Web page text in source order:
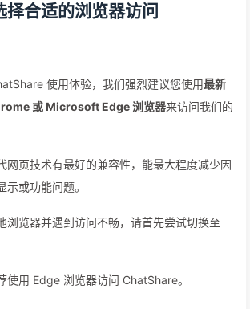
择合适的浏览器访问
使用体验，我们强烈建议您使用最新
或 Microsoft Edge 浏览器来访问我们的
网页技术有最好的兼容性，能最大程度减少因
或功能问题。
浏览器并遇到访问不畅，请首先尝试切换至
使用 Edge 浏览器访问 ChatShare。